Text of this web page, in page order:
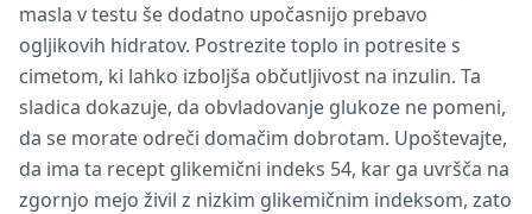
masla v testu še dodatno upočasnijo prebavo
ogljikovih hidratov. Postrezite toplo in potresite s
cimetom, ki lahko izboljša občutljivost na inzulin. Ta
sladica dokazuje, da obvladovanje glukoze ne pomeni,
da se morate odreči domačim dobrotam. Upoštevajte,
da ima ta recept glikemični indeks 54, kar ga uvršča na
zgornjo mejo živil z nizkim glikemičnim indeksom, zato